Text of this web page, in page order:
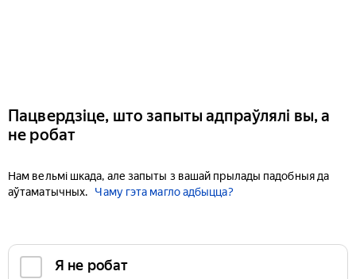
Пацвердзіце, што запыты адпраўлялі вы, а
не робат
Нам вельмі шкада, але запыты з вашай прылады падобныя да
аўтаматычных.
Чаму гэта магло адбыцца?
Я не робат